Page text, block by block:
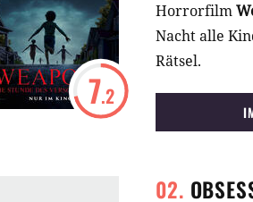
7.2
Horrorfilm
Nacht alle
Rätsel.